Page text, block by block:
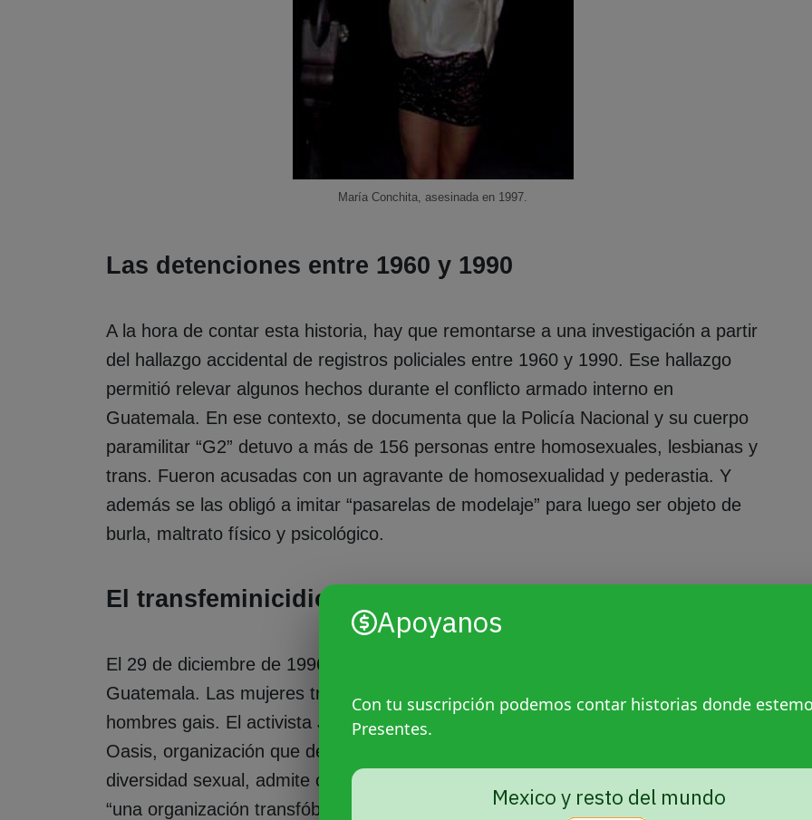
Apoyanos
Con tu suscripción podemos contar historias donde
Presentes.
Mexico y resto del mundo
María Conchita, asesinada en 1997.
Las detenciones entre 1960 y 1990
A la hora de contar esta historia, hay que remontarse a una investigación a partir
del hallazgo accidental de registros policiales entre 1960 y 1990. Ese hallazgo
permitió relevar algunos hechos durante el conflicto armado interno en
Guatemala. En ese contexto, se documenta que la Policía Nacional y su cuerpo
paramilitar “G2” detuvo a más de 156 personas entre homosexuales, lesbianas y
trans. Fueron acusadas con un agravante de homosexualidad y pederastia. Y
además se las obligó a imitar “pasarelas de modelaje” para luego ser objeto de
burla, maltrato físico y psicológico.
E ltransfeminicidio de Conchita Alonso
El 29 de diciembre de 1996 recién se habían firmado los acuerdos de paz en
Guatemala. Las mujeres trans eran duramente discriminadas incluso por los
hombres gais. El activista Jorge López Sologaistoa, fundador y director de
Oasis, organización que desde 1993 promueve los derechos humanos de la
diversidad sexual, admite con una expresión de seriedad, que, en sus inicios fue
“una organización transfóbica”. El activista Israel Boanerges afirma que en